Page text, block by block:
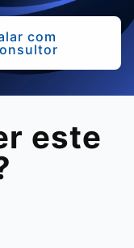
com
este